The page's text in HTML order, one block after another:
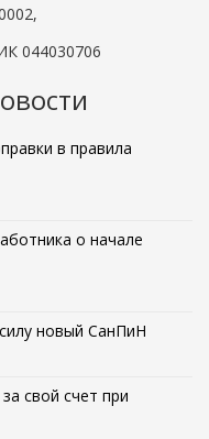
044030706
в правила
о начале
новый СанПиН
свой счет при